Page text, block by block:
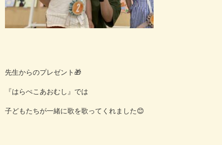
先生からのプレゼント🎁
『はらぺこあおむし』では
子どもたちが一緒に歌を歌ってくれました😊